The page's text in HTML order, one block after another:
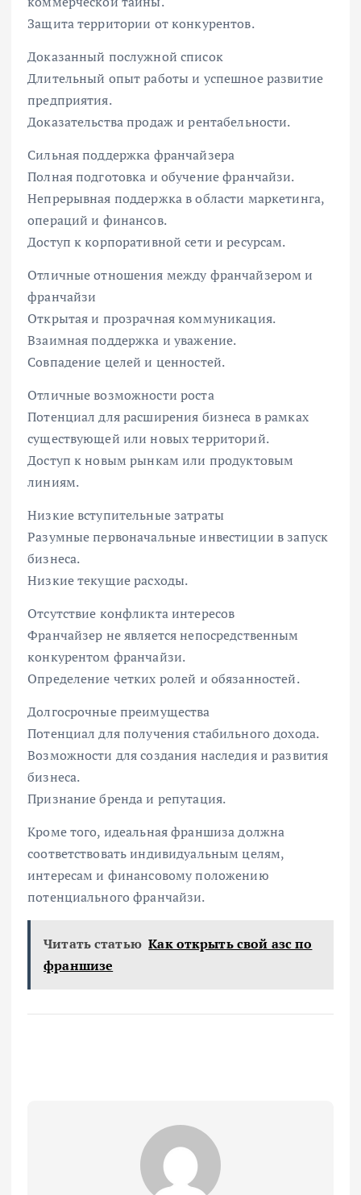
Защита территории от конкурентов.
Доказанный послужной список
Длительный опыт работы и успешное развитие
предприятия.
Доказательства продаж и рентабельности.
Сильная поддержка франчайзера
Полная подготовка и обучение франчайзи.
Непрерывная поддержка в области маркетинга,
операций и финансов.
Доступ к корпоративной сети и ресурсам.
Отличные отношения между франчайзером и
франчайзи
Открытая и прозрачная коммуникация.
Взаимная поддержка и уважение.
Совпадение целей и ценностей.
Отличные возможности роста
Потенциал для расширения бизнеса в рамках
существующей или новых территорий.
Доступ к новым рынкам или продуктовым
линиям.
Низкие вступительные затраты
Разумные первоначальные инвестиции в запуск
бизнеса.
Низкие текущие расходы.
Отсутствие конфликта интересов
Франчайзер не является непосредственным
конкурентом франчайзи.
Определение четких ролей и обязанностей.
Долгосрочные преимущества
Потенциал для получения стабильного дохода.
Возможности для создания наследия и развития
бизнеса.
Признание бренда и репутация.
Кроме того, идеальная франшиза должна
соответствовать индивидуальным целям,
интересам и финансовому положению
потенциального франчайзи.
Читать статью Как открыть свой азс по
франшизе